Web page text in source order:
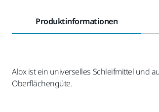
Produktinformationen
Alox ist ein universelles Schleifmittel und
Oberflächengüte.